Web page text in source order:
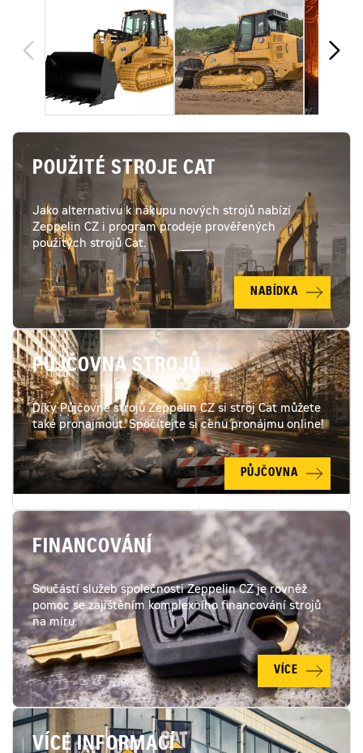
POUŽITÉ STROJE CAT
Jako alternativu k nákupu nových strojů nabízí
Zeppelin CZ i program prodeje prověřených
použitých strojů Cat.
NABÍDKA
PŮJČOVNA STROJŮ
Díky Půjčovně strojů Zeppelin CZ si stroj Cat můžete
také pronajmout. Spočítejte si cenu pronájmu online!
PŮJČOVNA
FINANCOVÁNÍ
Součástí služeb společnosti Zeppelin CZ je rovněž
pomoc se zajištěním komplexního financování strojů
na míru.
VÍCE
VÍCE INFORMACÍ